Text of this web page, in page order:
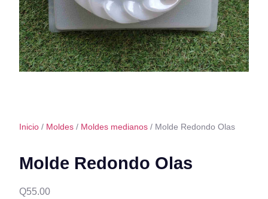
Inicio / Moldes / Moldes medianos / Molde Redondo Olas
Molde Redondo Olas
Q55.00